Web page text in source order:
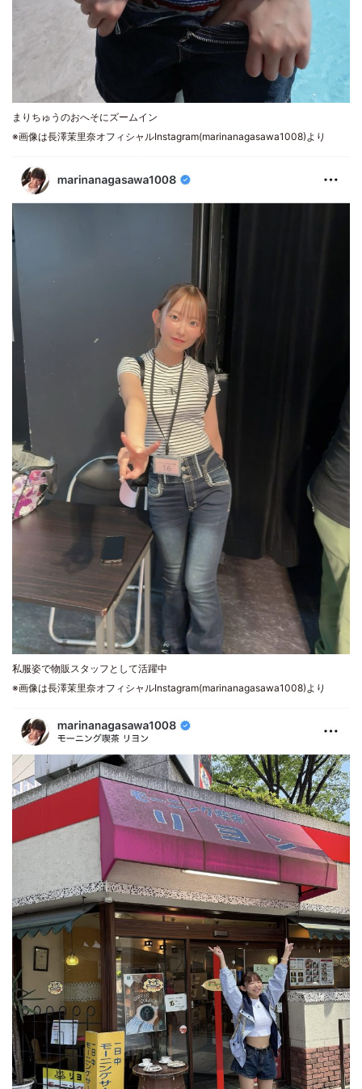
まりちゅうのおへそにズームイン
※画像は長澤茉里奈オフィシャルInstagram(marinanagasawa1008)より
私服姿で物販スタッフとして活躍中
※画像は長澤茉里奈オフィシャルInstagram(marinanagasawa1008)より